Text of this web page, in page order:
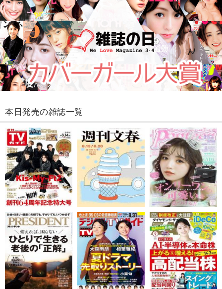
本日発売の雑誌一覧